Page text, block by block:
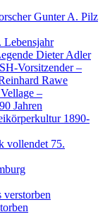
Gunter A. Pilz
Lebensjahr
Dieter Adler
Vorsitzender –
Rawe
–
Jahren
1890-
vollendet 75.
verstorben